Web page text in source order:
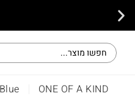
ONE OF A KIND